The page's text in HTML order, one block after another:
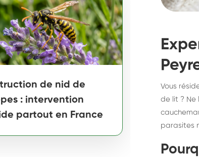
de nid de
: intervention
partout en France
Vous
de lit ? Ne
parasites